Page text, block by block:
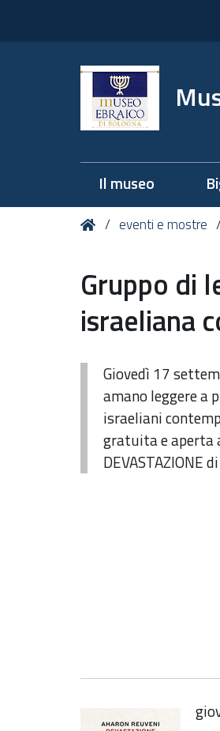
Il museo
Tu Homeeventi e mostre
Gruppo di
israeliana
Giovedì 17
amano leggere a
israeliani
gratuita e aperta
DEVASTAZIONE